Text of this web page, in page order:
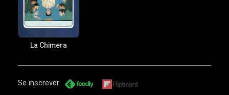
La Chimera
Se inscrever